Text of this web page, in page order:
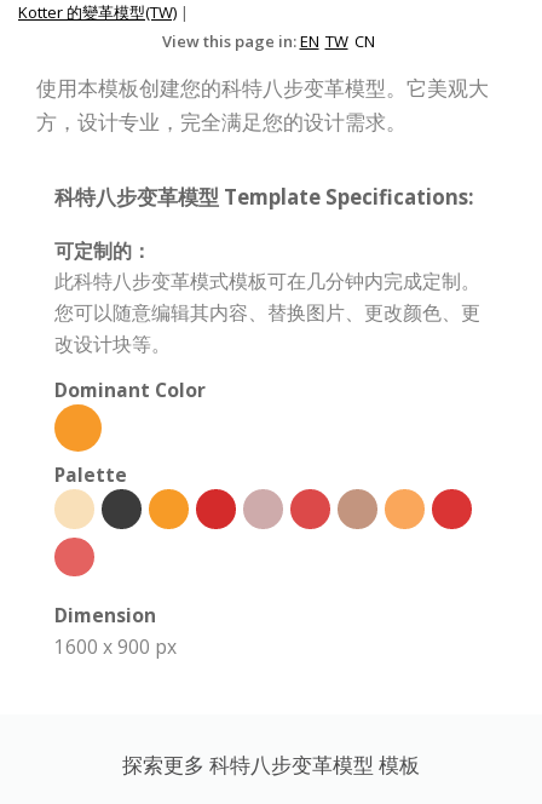
Kotter 的變革模型(TW) |
View this page in:EN TW CN
使用本模板创建您的科特八步变革模型。它美观大
方，设计专业，完全满足您的设计需求。
科特八步变革模型 Template Specifications:
可定制的：
此科特八步变革模式模板可在几分钟内完成定制。
您可以随意编辑其内容、替换图片、更改颜色、更
改设计块等。
Dominant Color
Palette
Dimension
1600 x 900 px
探索更多 科特八步变革模型 模板